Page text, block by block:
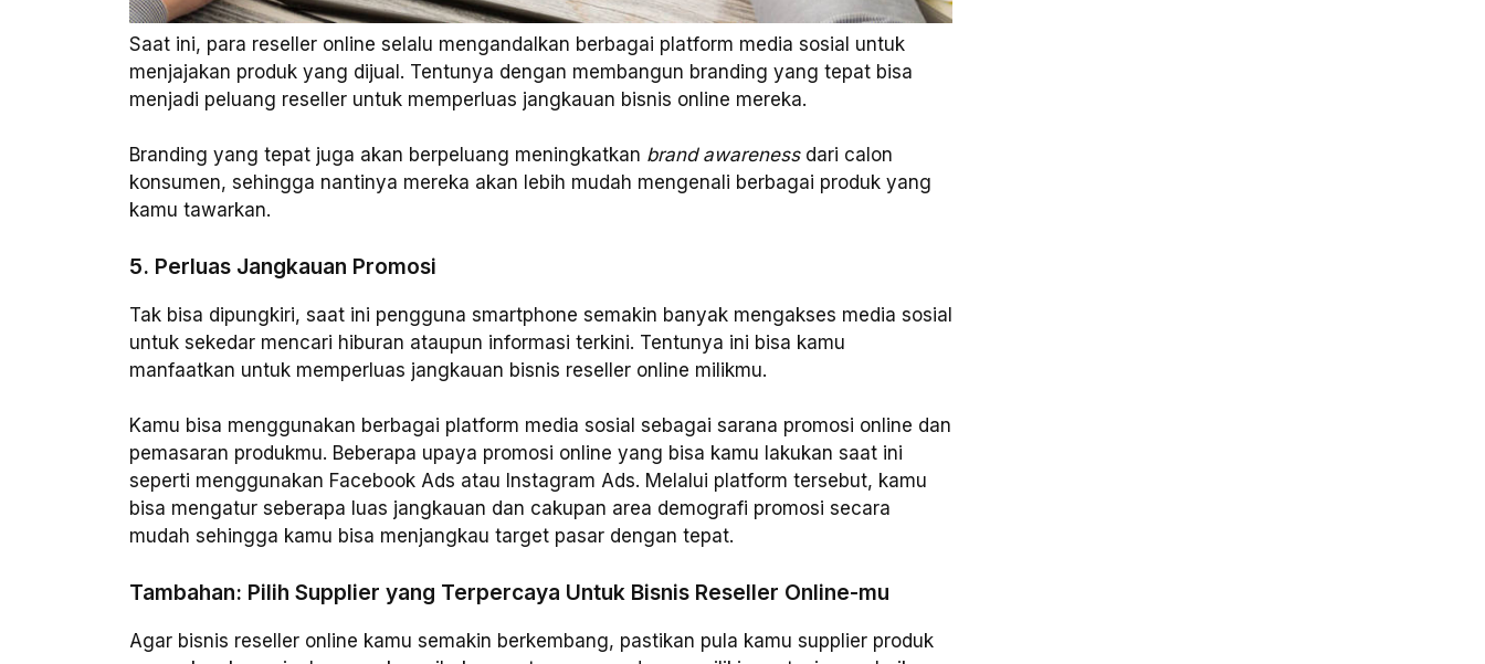
Saat ini, para reseller online selalu mengandalkan berbagai platform media sosial untuk
menjajakan produk yang dijual. Tentunya dengan membangun branding yang tepat bisa
menjadi peluang reseller untuk memperluas jangkauan bisnis online mereka.
Branding yang tepat juga akan berpeluang meningkatkan brand awarenessdari calon
konsumen, sehingga nantinya mereka akan lebih mudah mengenali berbagai produk yang
kamu tawarkan.
5. Perluas Jangkauan Promosi
Tak bisa dipungkiri, saat ini pengguna smartphone semakin banyak mengakses media sosial
untuk sekedar mencari hiburan ataupun informasi terkini. Tentunya ini bisa kamu
manfaatkan untuk memperluas jangkauan bisnis reseller online milikmu.
Kamu bisa menggunakan berbagai platform media sosial sebagai sarana promosi online dan
pemasaran produkmu. Beberapa upaya promosi online yang bisa kamu lakukan saat ini
seperti menggunakan Facebook Ads atau Instagram Ads. Melalui platform tersebut, kamu
bisa mengatur seberapa luas jangkauan dan cakupan area demografi promosi secara
mudah sehingga kamu bisa menjangkau target pasar dengan tepat.
Tambahan: Pilih Supplier yang Terpercaya Untuk Bisnis Reseller Online-mu
Agar bisnis reseller online kamu semakin berkembang, pastikan pula kamu supplier produk